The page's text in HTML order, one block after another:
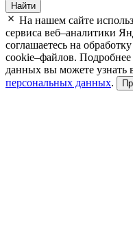
Найти
На нашем сайте
сервиса веб–аналитики
соглашаетесь на
cookie–файлов.
данных вы можете узнать
персональных данных.